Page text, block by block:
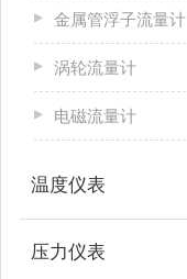
金属管浮子流量计
涡轮流量计
电磁流量计
温度仪表
压力仪表